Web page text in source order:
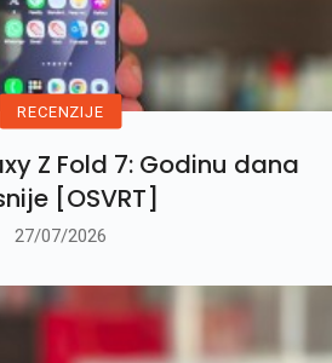
RECENZIJE
Z Fold 7: Godinu dana
[OSVRT]
27/07/2026